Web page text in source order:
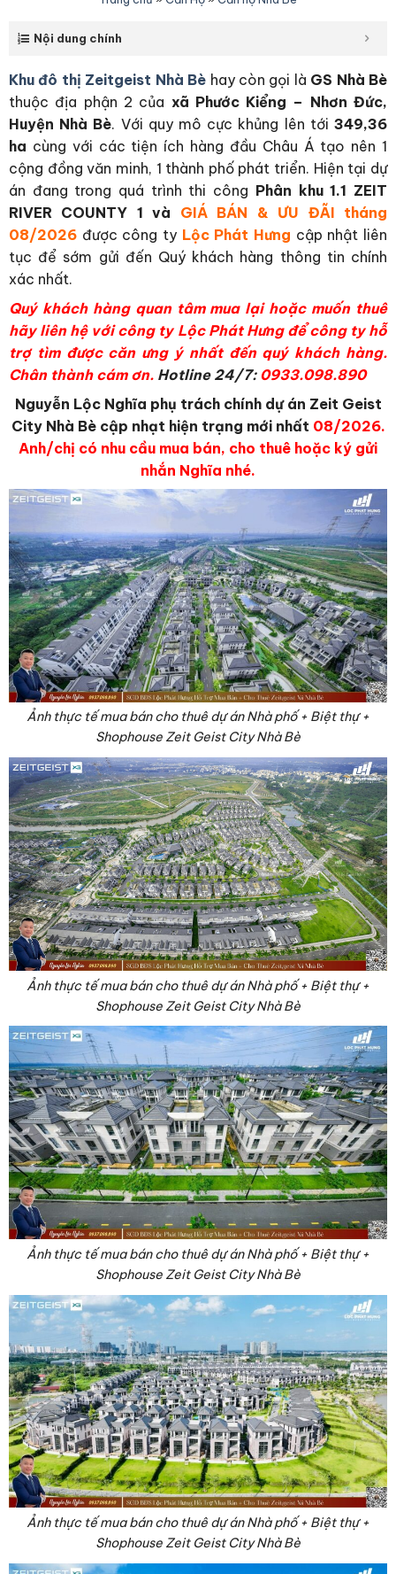
Nội dung chính
Khu đô thị Zeitgeist Nhà Bè hay còn gọi là GS Nhà Bè
thuộc địa phận 2 của xã Phước Kiểng – Nhơn Đức,
Huyện Nhà Bè. Với quy mô cực khủng lên tới349,36
ha cùng với các tiện ích hàng đầu Châu Á tạo nên 1
cộng đồng văn minh, 1 thành phố phát triển. Hiện tại dự
án đang trong quá trình thi công Phân khu 1.1 ZEIT
RIVER COUNTY 1 và GIÁ BÁN & ƯU ĐÃI tháng
08/2026 được công ty Lộc Phát Hưng cập nhật liên
tục để sớm gửi đến Quý khách hàng thông tin chính
xác nhất.
Quý khách hàng quan tâm mua lại hoặc muốn thuê
hãy liên hệ với công ty Lộc Phát Hưng để công ty hỗ
trợ tìm được căn ưng ý nhất đến quý khách hàng.
Chân thành cám ơn. Hotline 24/7: 0933.098.890
Nguyễn Lộc Nghĩa phụ trách chính dự án Zeit Geist
City Nhà Bè cập nhạt hiện trạng mới nhất 08/2026.
Anh/chị có nhu cầu mua bán, cho thuê hoặc ký gửi
nhắn Nghĩa nhé.
Ảnh thực tế mua bán cho thuê dự án Nhà phố + Biệt thự +
Shophouse Zeit Geist City Nhà Bè
Ảnh thực tế mua bán cho thuê dự án Nhà phố + Biệt thự +
Shophouse Zeit Geist City Nhà Bè
Ảnh thực tế mua bán cho thuê dự án Nhà phố + Biệt thự +
Shophouse Zeit Geist City Nhà Bè
Ảnh thực tế mua bán cho thuê dự án Nhà phố + Biệt thự +
Shophouse Zeit Geist City Nhà Bè